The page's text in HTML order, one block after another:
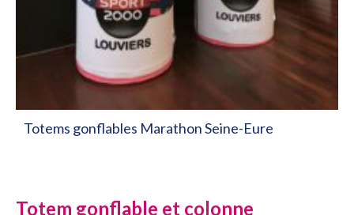
Totems gonflables Marathon Seine-Eure
Totem gonflable et colonne